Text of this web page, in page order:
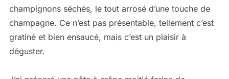
champignons séchés, le tout arrosé d’une touche de
champagne. Ce n’est pas présentable, tellement c’est
gratiné et bien ensaucé, mais c’est un plaisir à
déguster.